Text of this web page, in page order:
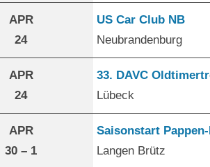
APR
24
US Car Club NB
Neubrandenburg
APR
24
33. DAVC
Lübeck
APR
30 – 1
Saisonstart Pappen-
Langen Brütz